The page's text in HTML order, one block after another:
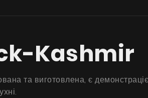
Kashmir
та виготовлена, є